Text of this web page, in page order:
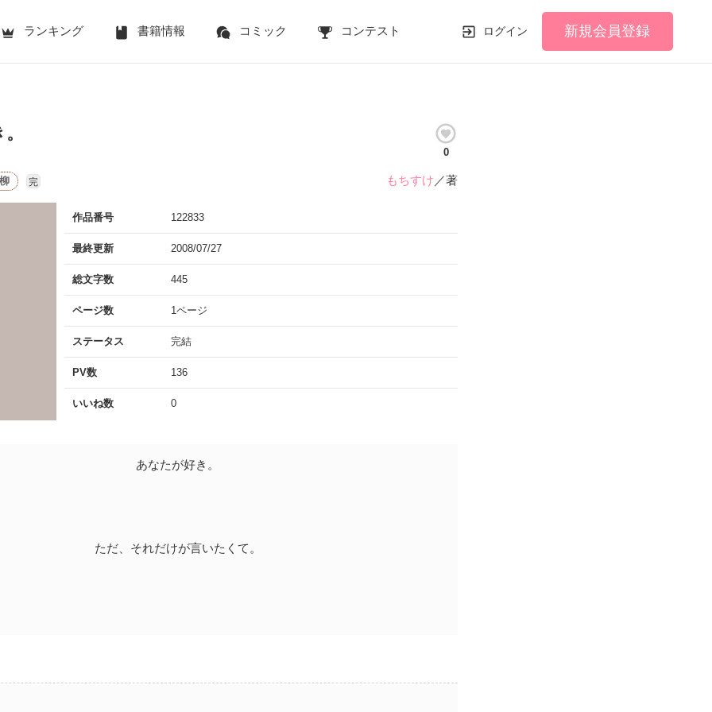
ランキング 書籍情報 コミック コンテスト ログイン 新規会員登録
0
完 もちすけ ／著
作品番号 122833
最終更新 2008/07/27
総文字数 445
ページ数 1ページ
ステータス 完結
PV数 136
いいね数 0
あなたが好き。
ただ、それだけが言いたくて。